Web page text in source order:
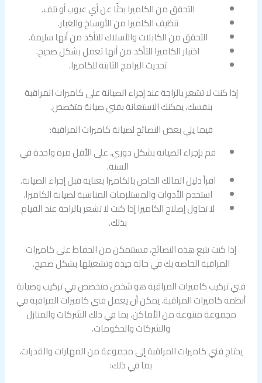
التحقق من الكاميرا بحثًا عن أي عيوب أو تلف.
تنظيف الكاميرا من الأوساخ والغبار.
التحقق من الكابلات والأسلاك للتأكد من أنها سليمة.
اختبار الكاميرا للتأكد من أنها تعمل بشكل صحيح.
تحديث البرامج الثابتة للكاميرا.
إذا كنت لا تشعر بالراحة عند إجراء الصيانة على كاميرات المراقبة
بنفسك، يمكنك الاستعانة بفني صيانة متخصص.
فيما يلي بعض النصائح لصيانة كاميرات المراقبة:
قم بإجراء الصيانة بشكل دوري، على الأقل مرة واحدة في
السنة.
اقرأ دليل المالك الخاص بالكاميرا بعناية قبل إجراء الصيانة.
استخدم الأدوات والمستلزمات المناسبة لصيانة الكاميرا.
لا تحاول إصلاح الكاميرا إذا كنت لا تشعر بالراحة عند القيام
بذلك.
إذا كنت تتبع هذه النصائح، فستتمكن من الحفاظ على كاميرات
المراقبة الخاصة بك في حالة جيدة وتشغيلها بشكل صحيح.
فني تركيب كاميرات المراقبة هو شخص متخصص في تركيب وصيانة
أنظمة كاميرات المراقبة. يمكن أن يعمل فني كاميرات المراقبة في
مجموعة متنوعة من الأماكن، بما في ذلك الشركات والمنازل
والشركات والحكومات.
يحتاج فني كاميرات المراقبة إلى مجموعة من المهارات والقدرات،
بما في ذلك: